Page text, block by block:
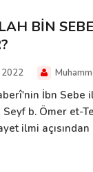
BİN
2022
İbn
b. Ömer et-
ilmi açısından